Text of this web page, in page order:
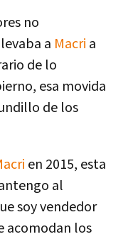
no
a Macri a
de lo
esa movida
de los
en 2015, esta
al
soy vendedor
acomodan los